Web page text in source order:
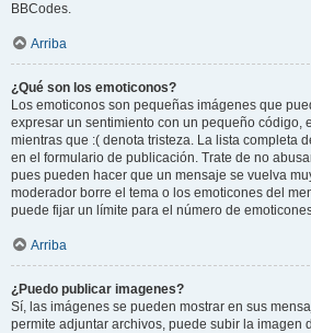
BBCodes.
Arriba
¿Qué son los emoticonos?
Los emoticonos son pequeñas imágenes que
expresar un sentimiento con un pequeño código,
mientras que :( denota tristeza. La lista completa
en el formulario de publicación. Trate de no
pues pueden hacer que un mensaje se vuelva
moderador borre el tema o los emoticones del
puede fijar un límite para el número de
Arriba
¿Puedo publicar imagenes?
Sí, las imágenes se pueden mostrar en sus
permite adjuntar archivos, puede subir la imagen